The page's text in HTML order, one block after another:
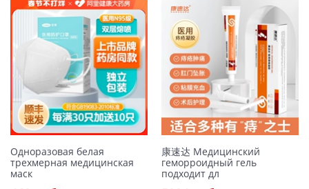
Одноразовая белая
трехмерная медицинская
маск
康速达 Медицинский
геморроидный гель
подходит дл